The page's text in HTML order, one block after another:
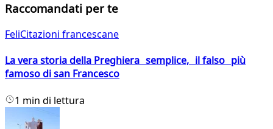
Raccomandati per te
FeliCitazioni francescane
La vera storia della Preghiera semplice, il falso più
famoso di san Francesco
1 min di lettura